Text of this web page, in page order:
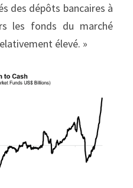
des dépôts bancaires à
les fonds du marché
élevé. »